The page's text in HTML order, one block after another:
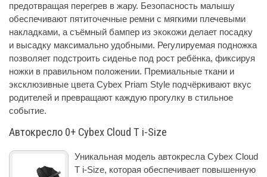
предотвращая перегрев в жару. Безопасность малышу
обеспечивают пятиточечные ремни с мягкими плечевыми
накладками, а съёмный бампер из экокожи делает посадку
и высадку максимально удобными. Регулируемая подножка
позволяет подстроить сиденье под рост ребёнка, фиксируя
ножки в правильном положении. Премиальные ткани и
эксклюзивные цвета Cybex Priam Style подчёркивают вкус
родителей и превращают каждую прогулку в стильное
событие.
Автокресло 0+ Cybex Cloud T i-Size
Уникальная модель автокресла Cybex Cloud
T i-Size, которая обеспечивает повышенную